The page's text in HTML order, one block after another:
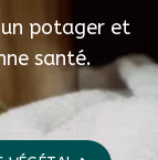
un potager et
santé.